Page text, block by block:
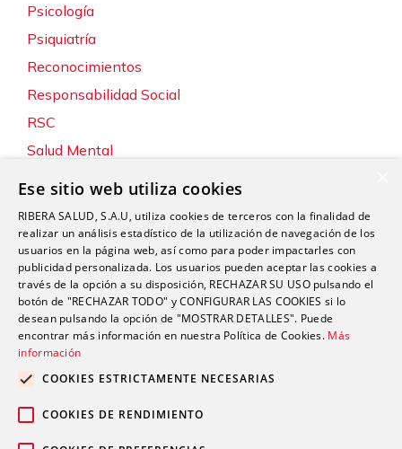
Psicología
Psiquiatría
Reconocimientos
Responsabilidad Social
RSC
Salud Mental
Sostenibilidad y Medio Ambiente
Tecnología
Traumatología y Cirugía Ortopédica
Unidad de Tráfico
Urgencias
Urología
Ese sitio web utiliza cookies
RIBERA SALUD, S.A.U, utiliza cookies de terceros con la finalidad de
realizar un análisis estadístico de la utilización de navegación de los
usuarios en la página web, así como para poder impactarles con
publicidad personalizada. Los usuarios pueden aceptar las cookies a
través de la opción a su disposición, RECHAZAR SU USO pulsando el
botón de "RECHAZAR TODO" y CONFIGURAR LAS COOKIES si lo
desean pulsando la opción de "MOSTRAR DETALLES". Puede
encontrar más información en nuestra Política de Cookies. Más
información
COOKIES ESTRICTAMENTE NECESARIAS
COOKIES DE RENDIMIENTO